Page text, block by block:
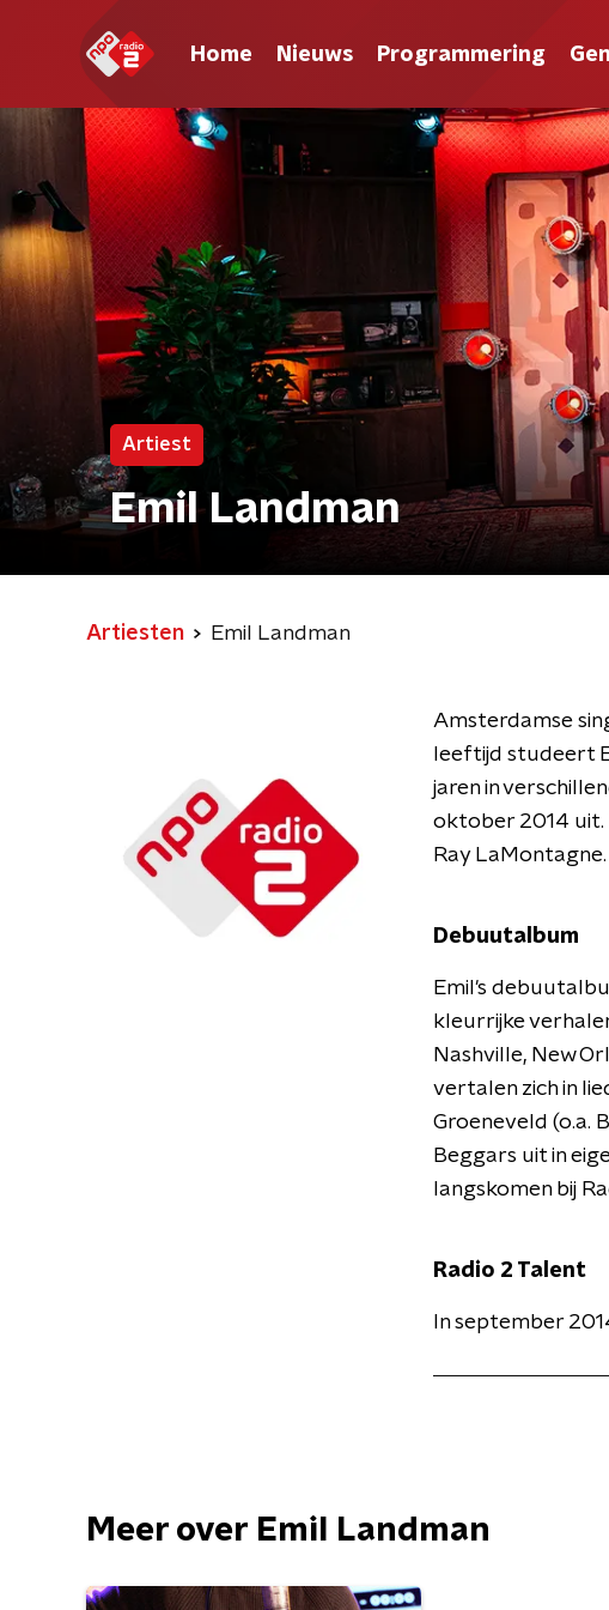
Home Nieuws Programmering
Artiest
Emil Landman
Artiesten Emil Landman
Amsterdamse
leeftijd studeert
jaren in
oktober 2014 uit.
Ray LaMontagne.
Debuutalbum
Emil's
kleurrijke
Nashville, New
vertalen zich in
Groeneveld (o.a.
Beggars uit in
langskomen bij
Radio 2 Talent
In september
Meer over Emil Landman